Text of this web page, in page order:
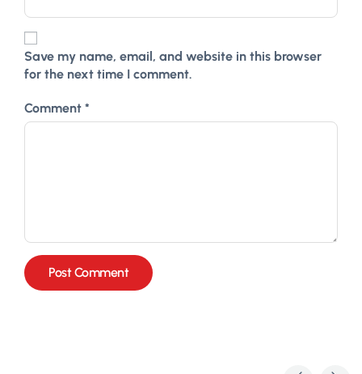
Save my name, email, and website in this browser
for the next time I comment.
Comment *